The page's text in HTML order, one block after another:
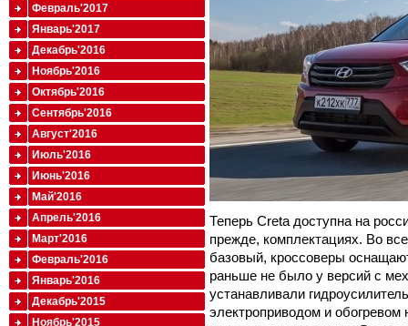
Теперь Creta доступна на
прежде, комплектациях. Во
базовый, кроссоверы
раньше не было у версий с
устанавливали
электроприводом и
Февраль'2017
Январь'2017
Декабрь'2016
Ноябрь'2016
Октябрь'2016
Сентябрь'2016
Август'2016
Июль'2016
Июнь'2016
Май'2016
Апрель'2016
Март'2016
Февраль'2016
Январь'2016
Декабрь'2015
Ноябрь'2015